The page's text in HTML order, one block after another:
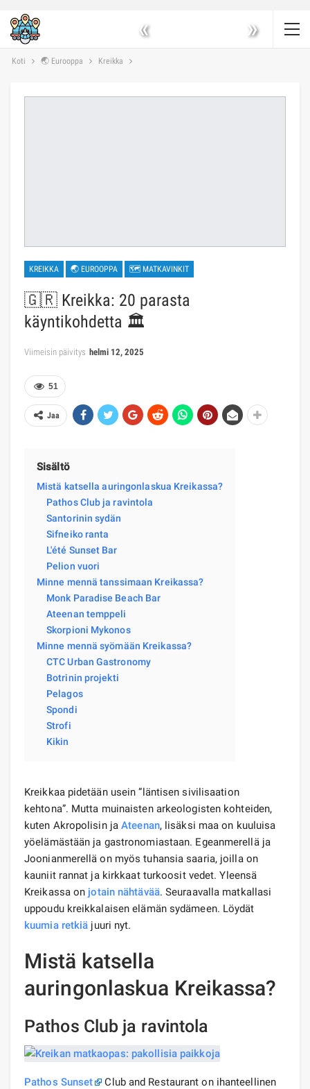
« »
Koti 🌏 Eurooppa Kreikka
KREIKKA 🌏 EUROOPPA 🗺 MATKAVINKIT
🇬🇷 Kreikka: 20 parasta
käyntikohdetta 🏛️
Viimeisin päivitys helmi 12, 2025
51
Jaa
Sisältö
Mistä katsella auringonlaskua Kreikassa?
Pathos Club ja ravintola
Santorinin sydän
Sifneiko ranta
L'été Sunset Bar
Pelion vuori
Minne mennä tanssimaan Kreikassa?
Monk Paradise Beach Bar
Ateenan temppeli
Skorpioni Mykonos
Minne mennä syömään Kreikassa?
CTC Urban Gastronomy
Botrinin projekti
Pelagos
Spondi
Strofi
Kikin
Kreikkaa pidetään usein ”läntisen sivilisaation
kehtona”. Mutta muinaisten arkeologisten kohteiden,
kuten Akropolisin jaAteenan, lisäksi maa on kuuluisa
yöelämästään ja gastronomiastaan. Egeanmerellä ja
Joonianmerellä on myös tuhansia saaria, joilla on
kauniit rannat ja kirkkaat turkoosit vedet. Yleensä
Kreikassa on jotain nähtävää. Seuraavalla matkallasi
uppoudu kreikkalaisen elämän sydämeen. Löydät
kuumia retkiä juuri nyt.
Mistä katsella
auringonlaskua Kreikassa?
Pathos Club ja ravintola
Pathos Sunset
Club and Restaurant on ihanteellinen